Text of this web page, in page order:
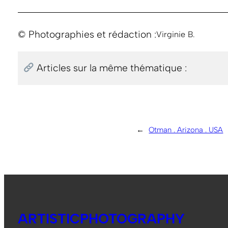
© Photographies et rédaction :Virginie B.
Articles sur la même thématique :
← Otman . Arizona . USA
ARTISTICPHOTOGRAPHY